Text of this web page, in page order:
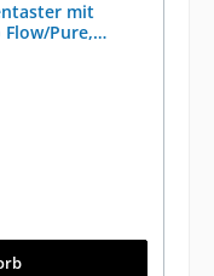
mit
Pure,